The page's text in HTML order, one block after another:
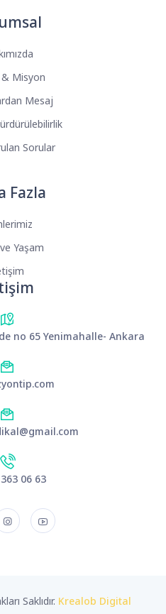
Misyon
Mesaj
Sorular
Fazla
Yaşam
no 65 Yenimahalle- Ankara
06 63
Saklıdır. Krealob Digital